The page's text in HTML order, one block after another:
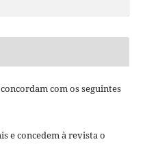
com os seguintes
e concedem à revista o